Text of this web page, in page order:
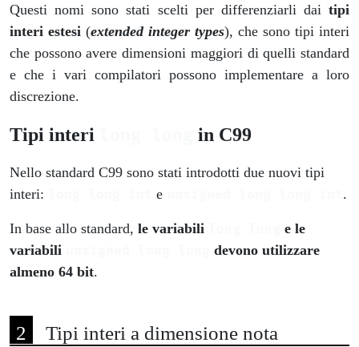
Questi nomi sono stati scelti per differenziarli dai tipi
interi estesi (extended integer types), che sono tipi interi
che possono avere dimensioni maggiori di quelli standard
e che i vari compilatori possono implementare a loro
discrezione.
Tipi interi in C99
Nello standard C99 sono stati introdotti due nuovi tipi
interi:
e .
In base allo standard, le variabili
e le
variabili
devono utilizzare
almeno 64 bit.
Tipi interi a dimensione nota